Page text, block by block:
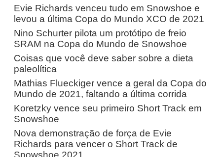
Evie Richards venceu tudo em Snowshoe e
levou a última Copa do Mundo XCO de 2021
Nino Schurter pilota um protótipo de freio
SRAM na Copa do Mundo de Snowshoe
Coisas que você deve saber sobre a dieta
paleolítica
Mathias Flueckiger vence a geral da Copa do
Mundo de 2021, faltando a última corrida
Koretzky vence seu primeiro Short Track em
Snowshoe
Nova demonstração de força de Evie
Richards para vencer o Short Track de